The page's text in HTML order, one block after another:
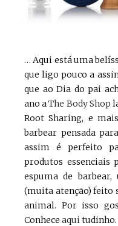
… Aqui está uma
que ligo pouco a
que ao Dia do pai
ano aThe Body Shop
Root Sharing, e
barbear pensada
assim é perfeito
produtos essenciais
espuma de
(muita atenção) feito
animal. Por isso
Conhece aquitudinho.